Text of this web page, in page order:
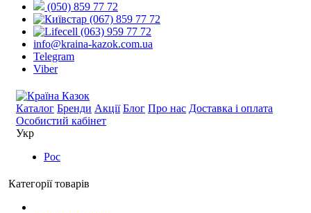
(050) 859 77 72
(067) 859 77 72
(063) 959 77 72
info@kraina-kazok.com.ua
Telegram
Viber
Каталог Бренди Акції Блог Про нас Доставка і оплата
Особистий кабінет
Укр
Рос
Категорії товарів